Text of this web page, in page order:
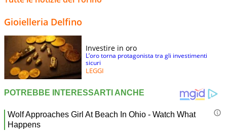
Gioielleria Delfino
Investire in oro
L’oro torna protagonista tra gli investimenti
sicuri
LEGGI